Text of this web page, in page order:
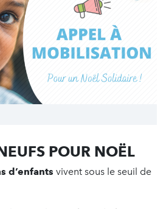
POUR NOËL
d’enfants vivent sous le seuil de